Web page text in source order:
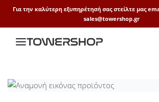
Για την καλύτερη εξυπηρέτησή σας στείλτε μας
sales@towershop.gr